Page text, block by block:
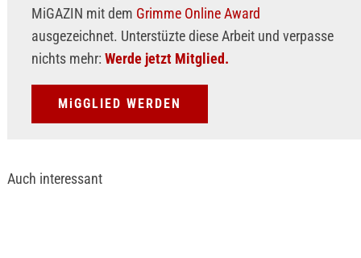
MiGAZIN mit dem Grimme Online Award
ausgezeichnet. Unterstüzte diese Arbeit und verpasse
nichts mehr: Werde jetzt Mitglied.
MiGGLIED WERDEN
Auch interessant